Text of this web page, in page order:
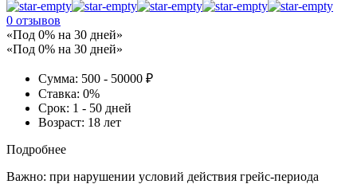
0 отзывов
«Под 0% на 30 дней»
«Под 0% на 30 дней»
Сумма: 500 - 50000 ₽
Ставка: 0%
Срок: 1 - 50 дней
Возраст: 18 лет
Подробнее
Важно: при нарушении условий действия грейс-периода